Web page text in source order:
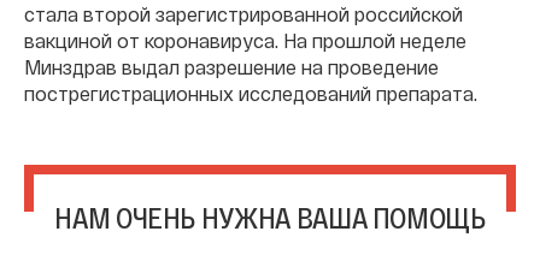
стала второй зарегистрированной российской
вакциной от коронавируса. На прошлой неделе
Минздрав выдал разрешение на проведение
пострегистрационных исследований препарата.
НАМ ОЧЕНЬ НУЖНА ВАША ПОМОЩЬ